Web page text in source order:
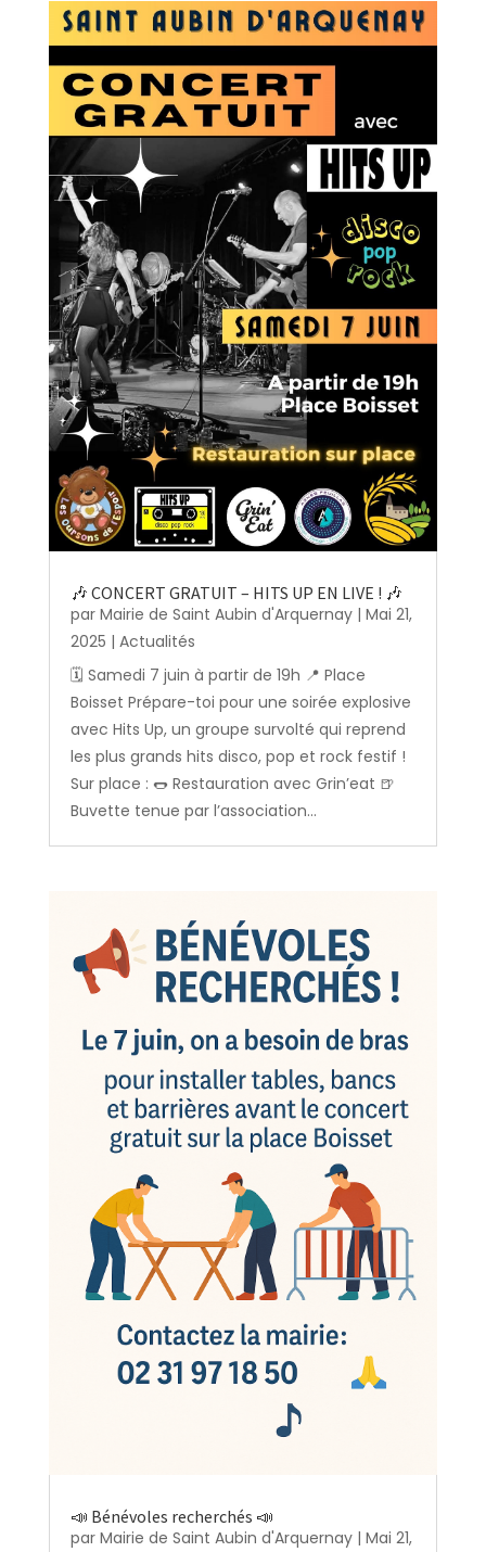
🎶 CONCERT GRATUIT – HITS UP EN LIVE ! 🎶
par Mairie de Saint Aubin d'Arquernay| Mai 21,
2025 | Actualités
🗓️ Samedi 7 juin à partir de 19h 📍 Place
Boisset Prépare-toi pour une soirée explosive
avec Hits Up, un groupe survolté qui reprend
les plus grands hits disco, pop et rock festif !
Sur place : 🌭 Restauration avec Grin’eat 🍺
Buvette tenue par l’association...
📣 Bénévoles recherchés 📣
par Mairie de Saint Aubin d'Arquernay| Mai 21,